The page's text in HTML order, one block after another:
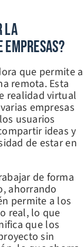
La
que permite a
remota. Esta
realidad virtual
empresas
usuarios
ideas y
de estar en
de forma
ahorrando
permite a los
real, lo que
que los
sin